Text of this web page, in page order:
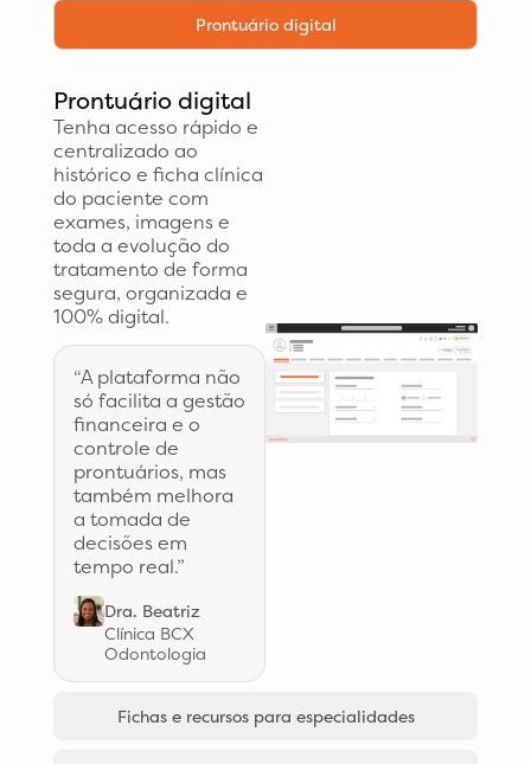
Prontuário digital
Fichas e recursos para especialidades
Prontuário digital
Tenha acesso rápido e
centralizado ao
histórico e ficha clínica
do paciente com
exames, imagens e
toda a evolução do
tratamento de forma
segura, organizada e
100% digital.
“A plataforma não
só facilita a gestão
financeira e o
controle de
prontuários, mas
também melhora
a tomada de
decisões em
tempo real.”
Dra. Beatriz
Clínica BCX
Odontologia